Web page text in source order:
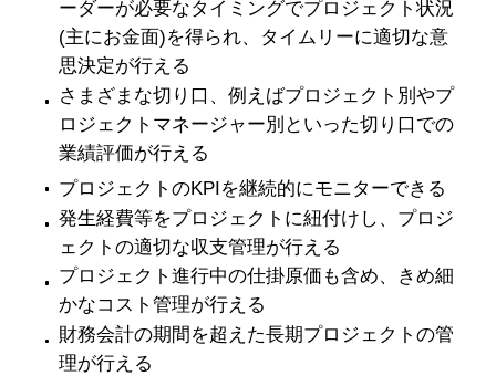
ーダーが必要なタイミングでプロジェクト状況
(主にお金面)を得られ、タイムリーに適切な意
思決定が行える
さまざまな切り口、例えばプロジェクト別やプ
ロジェクトマネージャー別といった切り口での
業績評価が行える
プロジェクトのKPIを継続的にモニターできる
発生経費等をプロジェクトに紐付けし、プロジ
ェクトの適切な収支管理が行える
プロジェクト進行中の仕掛原価も含め、きめ細
かなコスト管理が行える
財務会計の期間を超えた長期プロジェクトの管
理が行える